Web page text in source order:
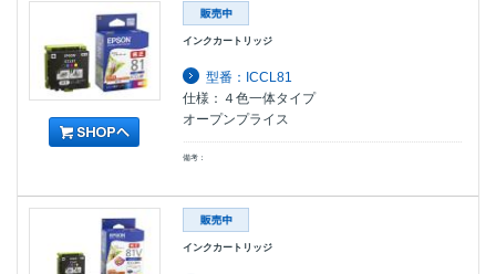
インクカートリッジ
型番：ICCL81
仕様：４色一体タイプ
オープンプライス
備考：
インクカートリッジ